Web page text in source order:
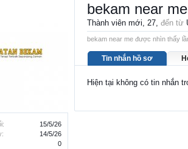
15/5/26
14/5/26
0
bekam near me
Thành viên mới, 27, đến từ
bekam near me được nhìn thấy
Tin nhắn hồ sơ
Hiện tại không có tin nhắn